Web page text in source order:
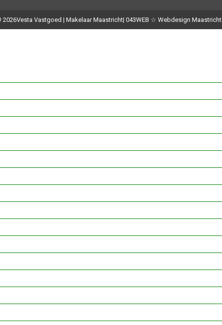
2026Vesta Vastgoed | Makelaar Maastricht| 043WEB ☆ Webdesign Maastricht